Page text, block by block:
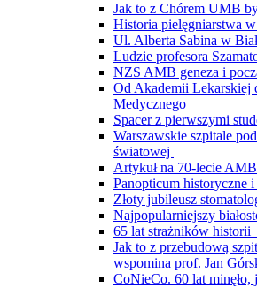
Jak to z Chórem UMB
Historia pielęgniarstwa
Ul. Alberta Sabina w
Ludzie profesora
NZS AMB geneza i
Od Akademii Lekarskiej
Medycznego
Spacer z pierwszymi
Warszawskie szpitale
światowej
Artykuł na 70-lecie
Panopticum historyczne
Złoty jubileusz
Najpopularniejszy
65 lat strażników historii
Jak to z przebudową
wspomina prof. Jan
CoNieCo. 60 lat